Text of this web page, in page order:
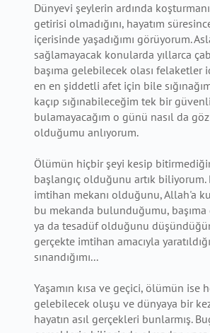
Dünyevi şeylerin ardında
getirisi olmadığını, hayatım
içerisinde yaşadığımı görüyorum.
sağlamayacak konularda yıllarca
başıma gelebilecek olası felaketler
en en şiddetli afet için bile
kaçıp sığınabileceğim tek bir
bulamayacağım o günü nasıl da
olduğumu anlıyorum.
Ölümün hiçbir şeyi kesip
başlangıç olduğunu artık biliyorum.
imtihan mekanı olduğunu, Allah'a
bu mekanda bulunduğumu, başıma
ya da tesadüf olduğunu
gerçekte imtihan amacıyla
sınandığımı...
Yaşamın kısa ve geçici, ölümün ise
gelebilecek oluşu ve dünyaya bir
hayatın asıl gerçekleri bunlarmış.